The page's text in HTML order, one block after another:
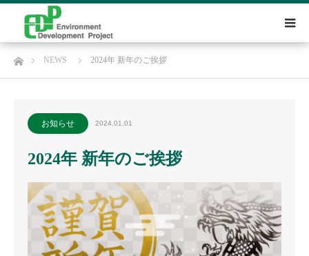
ホームNEWS 2024年 新年のご挨拶
お知らせ 2024.01.01
2024年 新年のご挨拶